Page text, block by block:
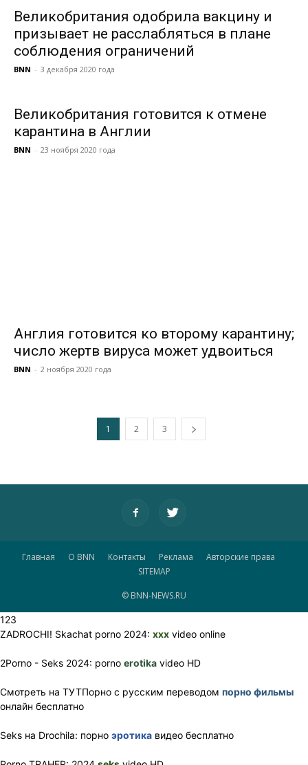
Великобритания одобрила вакцину и
призывает не расслабляться в плане
соблюдения ограничений
BNN - 3 декабря 2020 года
Великобритания готовится к отмене
карантина в Англии
BNN - 23 ноября 2020 года
Англия готовится ко второму карантину;
число жертв вируса может удвоиться
BNN - 2 ноября 2020 года
1 2 3
Главная О BNN Контакты Реклама
Авторские права
SITEMAP
© BNN-NEWS.RU
123
ZADROCHI! Skachat porno 2024: xxx video online
2Porno - Seks 2024: porno erotika video HD
Смотреть на ТУТПорно с русским переводом порно фильмы
онлайн бесплатно
Seks на Drochila: порно эротика видео бесплатно